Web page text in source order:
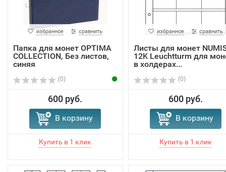
избранное сравнить
Папка для монет OPTIMA
COLLECTION, Без листов,
синяя
(0)
600 руб.
В корзину
избранное сравнить
Листы для монет
12K Leuchtturm для
в холдерах...
(0)
600 руб.
В корзину